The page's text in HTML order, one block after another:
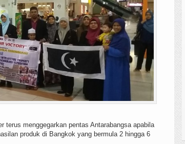
terus menggegarkan pentas Antarabangsa apabila
produk di Bangkok yang bermula 2 hingga 6